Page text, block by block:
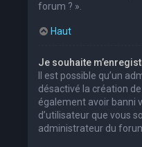
forum ? ».
Haut
Je souhaite
Il est possible qu’un
désactivé la création
également avoir banni
d’utilisateur que vous
administrateur du